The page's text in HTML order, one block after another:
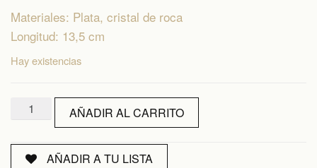
Materiales: Plata, cristal de roca
Longitud: 13,5 cm
Hay existencias
Alargador
de
Collares
cantidad
AÑADIR AL CARRITO
AÑADIR A TU LISTA